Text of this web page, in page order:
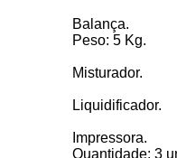
Balança.
Peso: 5 Kg.
Misturador.
Liquidificador.
Impressora.
Quantidade: 3